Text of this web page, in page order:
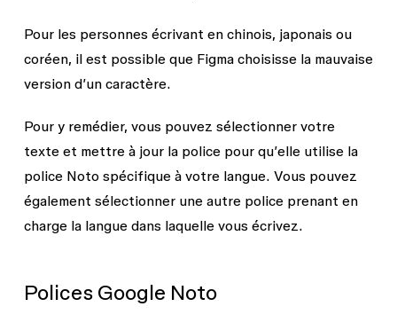
Pour les personnes écrivant en chinois, japonais ou
coréen, il est possible que Figma choisisse la mauvaise
version d’un caractère.
Pour y remédier, vous pouvez sélectionner votre
texte et mettre à jour la police pour qu’elle utilise la
police Noto spécifique à votre langue. Vous pouvez
également sélectionner une autre police prenant en
charge la langue dans laquelle vous écrivez.
Polices Google Noto